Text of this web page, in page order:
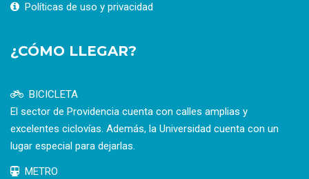
Políticas de uso y privacidad
¿CÓMO LLEGAR?
BICICLETA
El sector de Providencia cuenta con calles amplias y
excelentes ciclovías. Además, la Universidad cuenta con un
lugar especial para dejarlas.
METRO